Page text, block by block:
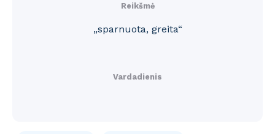
Reikšmė
„sparnuota, greita“
Vardadienis